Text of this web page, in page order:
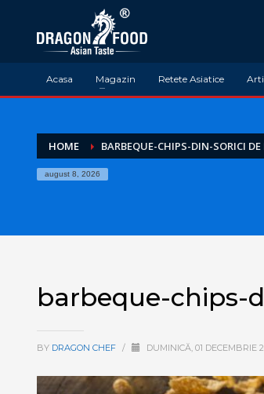
Acasa Magazin Retete Asiatice
HOME BARBEQUE-CHIPS-DIN-SORICI DE
august 8, 2026
barbeque-chips-
BY DRAGON CHEF / DUMINICĂ, 01 DECEMBRIE